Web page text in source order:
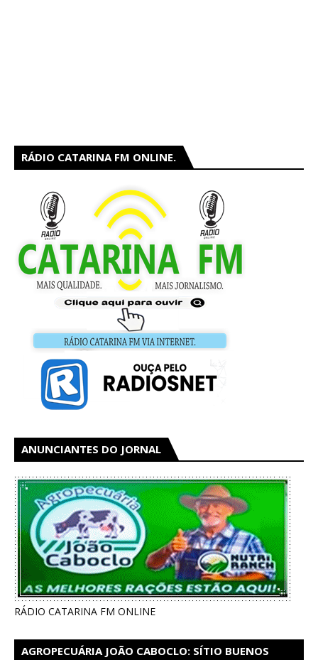
RÁDIO CATARINA FM ONLINE.
ANUNCIANTES DO JORNAL
RÁDIO CATARINA FM ONLINE
AGROPECUÁRIA JOÃO CABOCLO: SÍTIO BUENOS